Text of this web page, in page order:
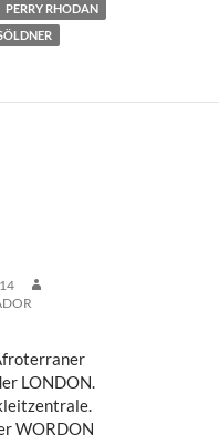
PERRY RHODAN
LONDON.
WORDON